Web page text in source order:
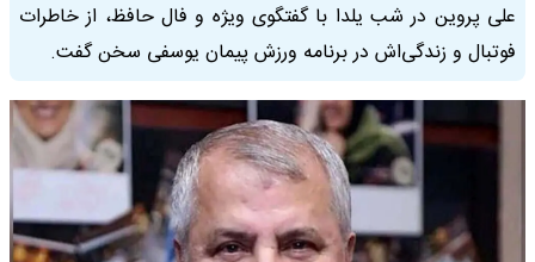
علی پروین در شب یلدا با گفتگوی ویژه و فال حافظ، از خاطرات
فوتبال و زندگی‌اش در برنامه ورزش پیمان یوسفی سخن گفت.